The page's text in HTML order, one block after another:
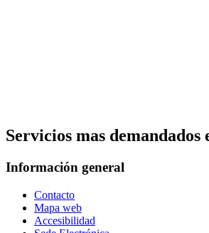
Servicios mas demandados
Información general
Contacto
Mapa web
Accesibilidad